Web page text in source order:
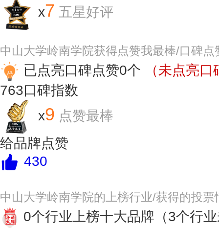
x7 五星好评
中山大学岭南学院获得点赞我最棒/口碑点
已点亮口碑点赞0个
（未点亮
763口碑指数
x9 点赞最棒
给品牌点赞
430
中山大学岭南学院的上榜行业/获得的投票
0个行业上榜十大品牌 （3个行